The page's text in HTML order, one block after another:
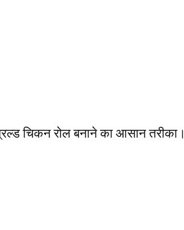
चिकन रोल बनाने का आसान तरीका।